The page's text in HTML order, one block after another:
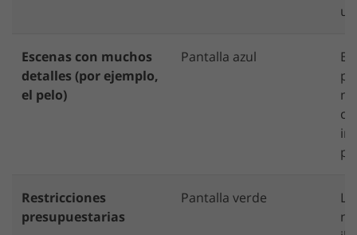
Escenas con muchos
detalles (por ejemplo,
el pelo)
Pantalla azul
Restricciones
presupuestarias
Pantalla verde